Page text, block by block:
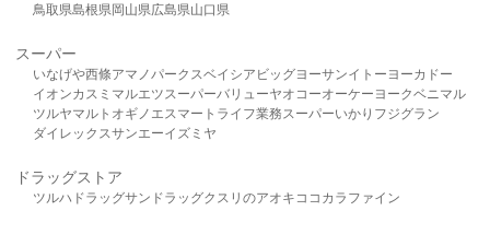
鳥取県島根県岡山県広島県山口県
スーパー
いなげや西條アマノパークスベイシア ビッグヨーサンイトーヨーカドー
イオンカスミ マルエツスーパーバリューヤオコーオーケー ヨークベニマル
ツルヤマルト オギノ エスマート ライフ業務スーパーいかり フジグラン
ダイレックスサンエーイズミヤ
ドラッグストア
ツルハドラッグサンドラッグクスリのアオキ ココカラファイン